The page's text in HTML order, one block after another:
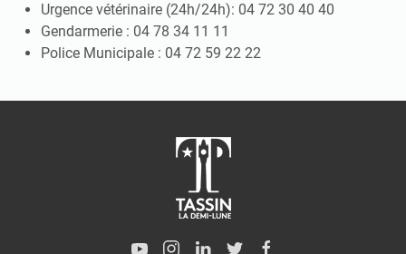
Urgence vétérinaire (24h/24h): 04 72 30 40 40
Gendarmerie : 04 78 34 11 11
Police Municipale : 04 72 59 22 22